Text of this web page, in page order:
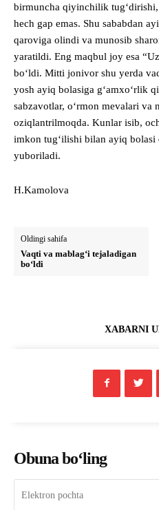
birmuncha qiyinchilik tug‘dirishi,
hech gap emas. Shu sababdan
qaroviga olindi va munosib
yaratildi. Eng maqbul joy esa
bo‘ldi. Mitti jonivor shu yerda
yosh ayiq bolasiga g‘amxo‘rlik
sabzavotlar, o‘rmon mevalari va
oziqlantrilmoqda. Kunlar isib,
imkon tug‘ilishi bilan ayiq bolasi
yuboriladi.
H.Kamolova
Oldingi sahifa
Vaqti va mablag‘i tejaladigan
bo‘ldi
XABARNI
Obuna bo‘ling